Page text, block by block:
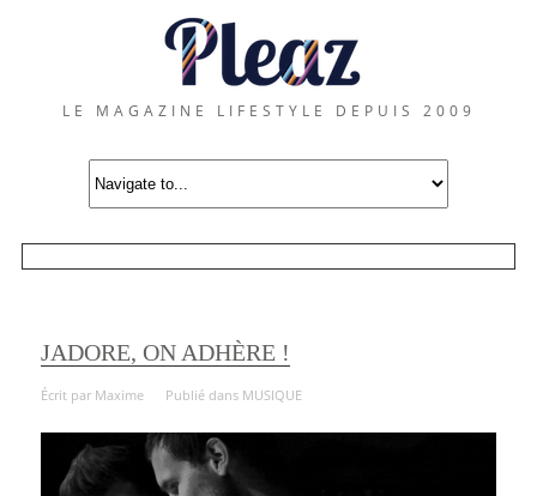
LE MAGAZINE LIFESTYLE DEPUIS 2009
JADORE, ON ADHÈRE !
Écrit par Maxime Publié dans MUSIQUE